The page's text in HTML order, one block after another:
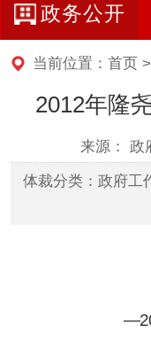
政务公开
当前位置： 首页 >
2012年隆
来源： 政
体裁分类：政府